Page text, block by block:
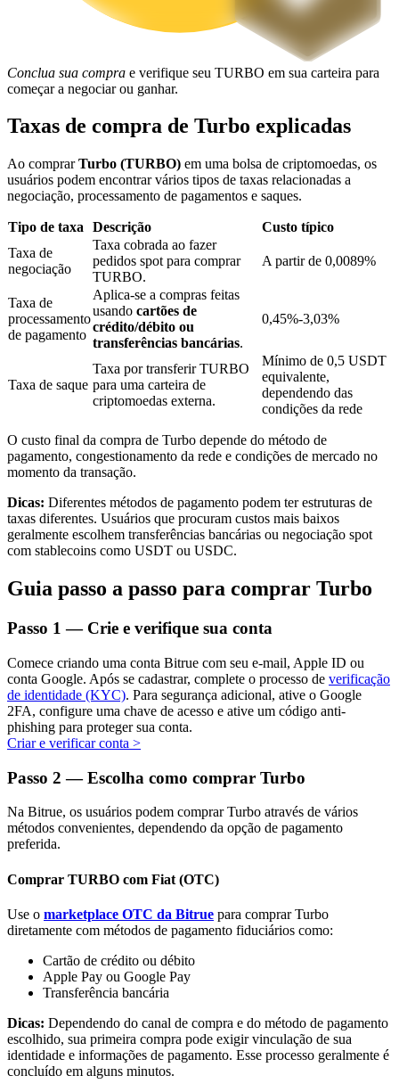
Investimentos exclusivos para titulares de BTR
Empréstimos
Serviço de empréstimo apoiado por criptografia
Investimento Automático
Obtenha lucro a longo prazo e interesses flexíveis
Aprenda a apostar
Aprenda como ganhar renda passiva
Bitrue
AI
Conclua sua compra e verifique seu TURBO em sua carteira para
começar a negociar ou ganhar.
Taxas de compra de Turbo explicadas
Ao comprarTurbo (TURBO) em uma bolsa de criptomoedas, os
usuários podem encontrar vários tipos de taxas relacionadas a
negociação, processamento de pagamentos e saques.
Tipo de taxa Descrição
Custo típico
Taxa de
negociação
Taxa cobrada ao fazer
pedidos spot para comprar
TURBO.
A partir de 0,0089%
Taxa de
processamento
de pagamento
Aplica-se a compras feitas
usando cartões de
crédito/débito ou
transferências bancárias.
0,45%-3,03%
Taxa de saque
Taxa por transferir TURBO
para uma carteira de
criptomoedas externa.
Mínimo de 0,5 USDT
equivalente,
dependendo das
condições da rede
O custo final da compra de Turbo depende do método de
pagamento, congestionamento da rede e condições de mercado no
momento da transação.
Dicas: Diferentes métodos de pagamento podem ter estruturas de
taxas diferentes. Usuários que procuram custos mais baixos
geralmente escolhem transferências bancárias ou negociação spot
com stablecoins como USDT ou USDC.
Guia passo a passo para comprar Turbo
Passo 1 — Crie e verifique sua conta
Comece criando uma conta Bitrue com seu e-mail, Apple ID ou
conta Google. Após se cadastrar, complete o processo de verificação
de identidade (KYC). Para segurança adicional, ative o Google
2FA, configure uma chave de acesso e ative um código anti-
phishing para proteger sua conta.
Criar e verificar conta >
Passo 2 — Escolha como comprar Turbo
Na Bitrue, os usuários podem comprar Turbo através de vários
métodos convenientes, dependendo da opção de pagamento
preferida.
Comprar TURBO com Fiat (OTC)
Use o marketplace OTC da Bitrue para comprar Turbo
diretamente com métodos de pagamento fiduciários como:
Cartão de crédito ou débito
Apple Pay ou Google Pay
Transferência bancária
Dicas: Dependendo do canal de compra e do método de pagamento
escolhido, sua primeira compra pode exigir vinculação de sua
identidade e informações de pagamento. Esse processo geralmente é
concluído em alguns minutos.